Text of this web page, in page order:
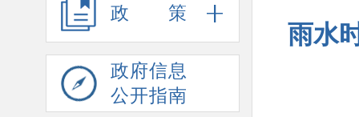
政策
政府信息
公开指南
雨水